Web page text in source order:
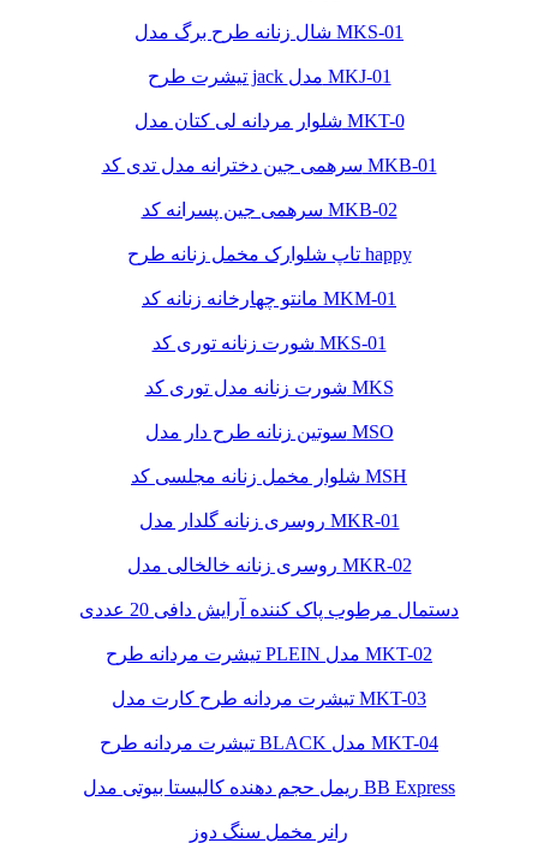
شال زنانه طرح برگ مدل MKS-01
تیشرت طرح jack مدل MKJ-01
شلوار مردانه لی کتان مدل MKT-0
سرهمی جین دخترانه مدل تدی کد MKB-01
سرهمی جین پسرانه کد MKB-02
تاپ شلوارک مخمل زنانه طرح happy
مانتو چهارخانه زنانه کد MKM-01
شورت زنانه توری کد MKS-01
شورت زنانه مدل توری کد MKS
سوتین زنانه طرح دار مدل MSO
شلوار مخمل زنانه مجلسی کد MSH
روسری زنانه گلدار مدل MKR-01
روسری زنانه خالخالی مدل MKR-02
دستمال مرطوب پاک کننده آرایش دافی 20 عددی
تیشرت مردانه طرح PLEIN مدل MKT-02
تیشرت مردانه طرح کارت مدل MKT-03
تیشرت مردانه طرح BLACK مدل MKT-04
ریمل حجم دهنده کالیستا بیوتی مدل BB Express
رانر مخمل سنگ دوز